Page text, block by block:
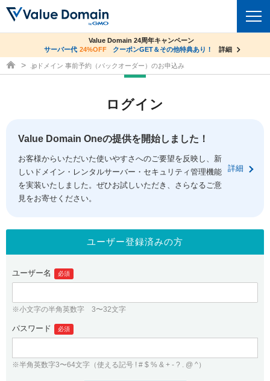
ドメイントップ
ドメイン移管
ドメイン価格一覧
ドメイン一括検索
.jpドメインオークション
gTLDオークション NEW!
.jpドメインバックオーダー
プレミアムドメイン
人気ドメインの種類
WHOIS検索
コアサーバー
バリューサーバー
XREA
セキュリティトップ
Value Domain ネットde診断
SSL証明書
サービストップ
お得意様割引
紹介制度
バリュードメインAPI
ドメイン・ホスティングOEM
facebook
ログイン
従来のバリュードメインをご利用希望の方
ユーザー登録
co.jpドメイン✕コアサーバーV2ビジネス応援キャンペーン
サーバー料金1年間無料
詳細
Value Domain 24周年キャンペーン
サーバー代 24%OFF クーポンGET＆その他特典あり！ 詳細
ドメイン取得ならバリュードメイン
.jpドメイン 事前予約（バックオーダー）のお申込み
ログイン
Value Domain Oneの提供を開始しました！
お客様からいただいた使いやすさへのご要望を反映し、新
しいドメイン・レンタルサーバー・セキュリティ管理機能
を実装いたしました。ぜひお試しいただき、さらなるご意
見をお寄せください。
詳細
ユーザー登録済みの方
ユーザー名 必須
※小文字の半角英数字 3〜32文字
パスワード 必須
※半角英数字3〜64文字（使える記号 ! # $ % & + - ? . @ ^）